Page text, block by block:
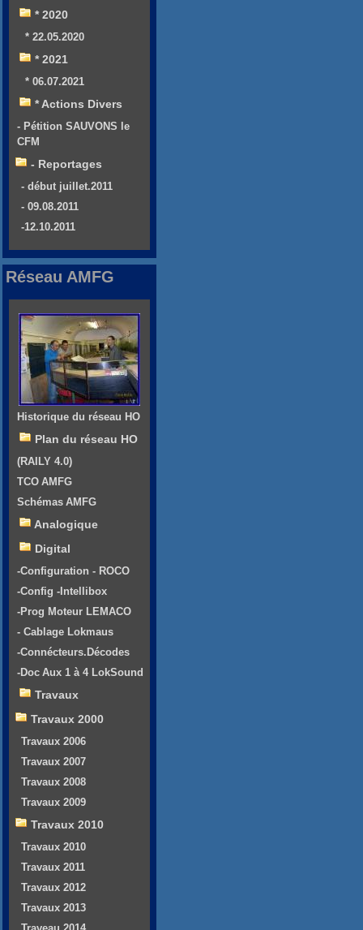
* 2020
* 22.05.2020
* 2021
* 06.07.2021
* Actions Divers
- Pétition SAUVONS le
CFM
- Reportages
- début juillet.2011
- 09.08.2011
-12.10.2011
Réseau AMFG
Historique du réseau HO
Plan du réseau HO
(RAILY 4.0)
TCO AMFG
Schémas AMFG
Analogique
Digital
-Configuration - ROCO
-Config -Intellibox
-Prog Moteur LEMACO
- Cablage Lokmaus
-Connécteurs.Décodes
-Doc Aux 1 à 4 LokSound
Travaux
Travaux 2000
Travaux 2006
Travaux 2007
Travaux 2008
Travaux 2009
Travaux 2010
Travaux 2010
Travaux 2011
Travaux 2012
Travaux 2013